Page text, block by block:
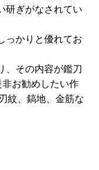
研ぎがなされてい
っかりと優れてお
、その内容が鑑刀
お勧めしたい作
紋、鎬地、金筋な